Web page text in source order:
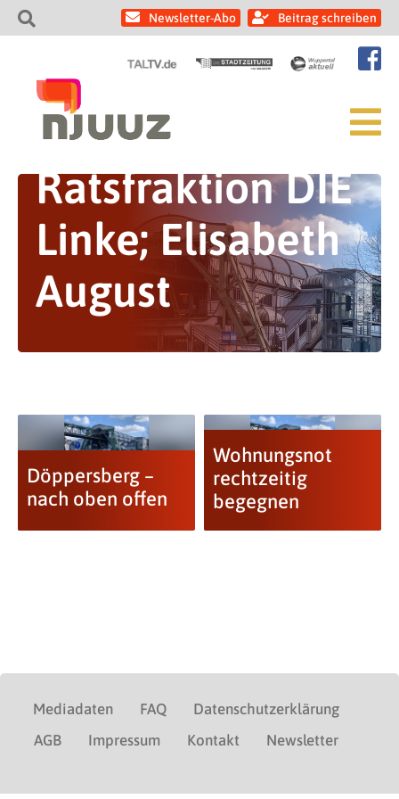
Newsletter-Abo Beitrag schreiben
Ratsfraktion DIE
Linke; Elisabeth
August
Döppersberg –
nach oben offen
Wohnungsnot
rechtzeitig
begegnen
Mediadaten FAQ
Datenschutzerklärung
AGB
Impressum Kontakt Newsletter